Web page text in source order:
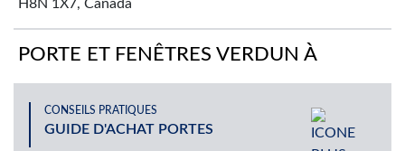
H8N 1X7, Canada
PORTE ET FENÊTRES VERDUN À
2725 Rue Rachel Est,
(514) 524-XXXX
CONSEILS PRATIQUES
GUIDE D'ACHAT PORTES